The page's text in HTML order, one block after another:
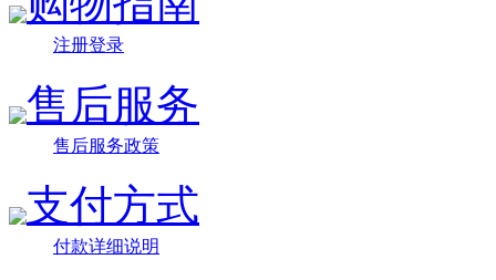
注册登录
售后服务
售后服务政策
支付方式
付款详细说明